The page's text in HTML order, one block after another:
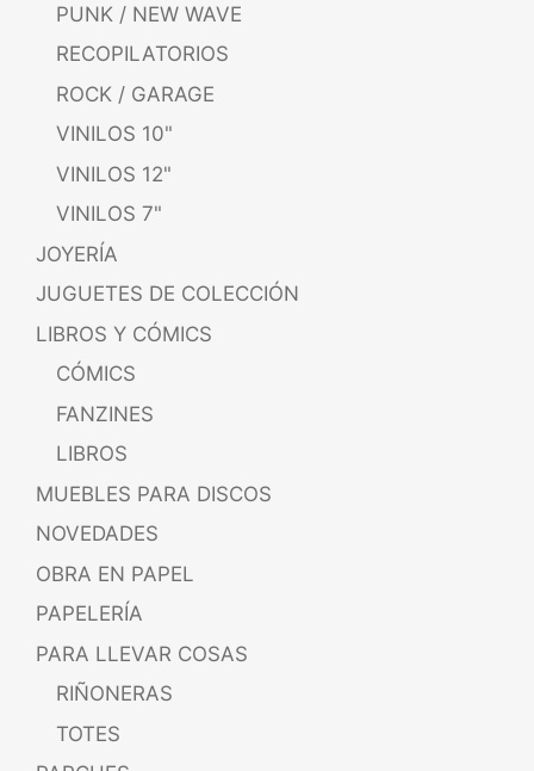
PUNK / NEW WAVE
RECOPILATORIOS
ROCK / GARAGE
VINILOS 10"
VINILOS 12"
VINILOS 7"
JOYERÍA
JUGUETES DE COLECCIÓN
LIBROS Y CÓMICS
CÓMICS
FANZINES
LIBROS
MUEBLES PARA DISCOS
NOVEDADES
OBRA EN PAPEL
PAPELERÍA
PARA LLEVAR COSAS
RIÑONERAS
TOTES